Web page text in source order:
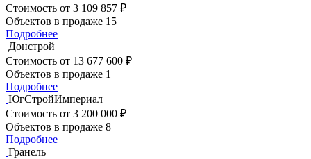
Стоимость от 3 109 857 ₽
Объектов в продаже 15
Подробнее
Донстрой
Стоимость от 13 677 600 ₽
Объектов в продаже 1
Подробнее
ЮгСтройИмпериал
Стоимость от 3 200 000 ₽
Объектов в продаже 8
Подробнее
Гранель